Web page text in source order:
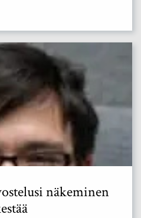
näkeminen